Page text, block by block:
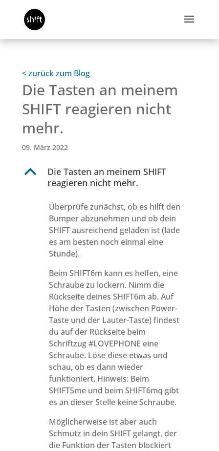
< zurück zum Blog
Die Tasten an meinem
SHIFT reagieren nicht
mehr.
09. März 2022
B
Die Tasten an meinem SHIFT
reagieren nicht mehr.
Überprüfe zunächst, ob es hilft den
Bumper abzunehmen und ob dein
SHIFT ausreichend geladen ist (lade
es am besten noch einmal eine
Stunde).
Beim SHIFT6m kann es helfen, eine
Schraube zu lockern. Nimm die
Rückseite deines SHIFT6m ab. Auf
Höhe der Tasten (zwischen Power-
Taste und der Lauter-Taste) findest
du auf der Rückseite beim
Schriftzug #LOVEPHONE eine
Schraube. Löse diese etwas und
schau, ob es dann wieder
funktioniert. Hinweis: Beim
SHIFT5me und beim SHIFT6mq gibt
es an dieser Stelle keine Schraube.
Möglicherweise ist aber auch
Schmutz in dein SHIFT gelangt, der
die Funktion der Tasten blockiert